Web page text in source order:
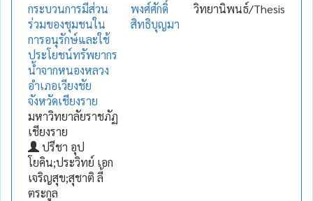
กระบวนการมีส่วน
ร่วมของชุมชนใน
การอนุรักษ์และใช้
ประโยชน์ทรัพยากร
น้ำจากหนองหลวง
อำเภอเวียงชัย
จังหวัดเชียงราย
มหาวิทยาลัยราชภัฏ
เชียงราย
ปรีชา อุป
โยคิน;ประวิทย์ เอก
เจริญสุข;สุชาติ ลี้
ตระกูล
พงศ์ศักดิ์
สิทธิบุญมา
วิทยานิพนธ์/Thesis